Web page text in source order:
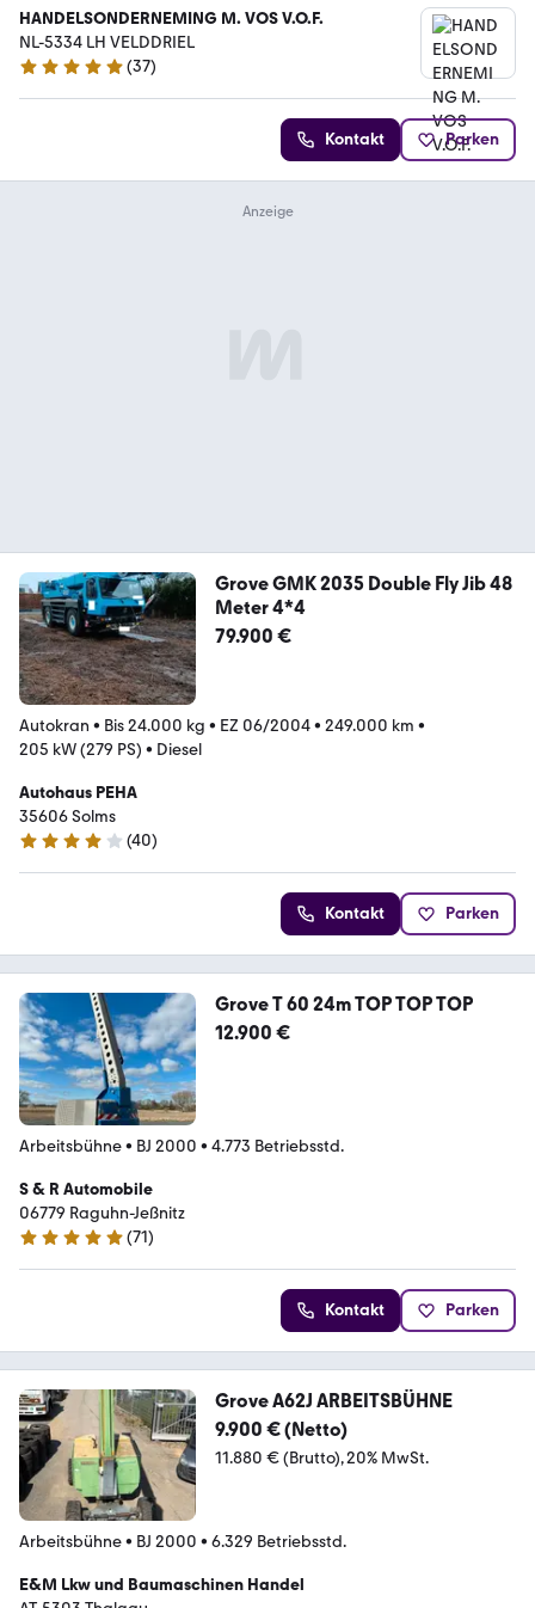
HANDELSONDERNEMING M. VOS V.O.F.
NL-5334 LH VELDDRIEL
5 Sterne
(37)
Kontakt Parken
Grove GMK 2035 Double Fly Jib 48
Meter 4*4
79.900 €
Autokran • Bis 24.000 kg • EZ 06/2004• 249.000 km •
205 kW (279 PS) • Diesel
Autohaus PEHA
35606 Solms
4 Sterne
(40)
Kontakt Parken
Grove T 60 24m TOP TOP TOP
12.900 €
Arbeitsbühne• BJ 2000 • 4.773 Betriebsstd.
S & R Automobile
06779 Raguhn-Jeßnitz
5 Sterne
(71)
Kontakt Parken
Grove A62J ARBEITSBÜHNE
9.900 € (Netto)
11.880 € (Brutto) 20% MwSt.
Arbeitsbühne• BJ 2000 • 6.329 Betriebsstd.
E&M Lkw und Baumaschinen Handel